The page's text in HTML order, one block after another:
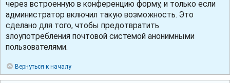
через встроенную в конференцию форму, и только если
администратор включил такую возможность. Это
сделано для того, чтобы предотвратить
злоупотребления почтовой системой анонимными
пользователями.
Вернуться к началу